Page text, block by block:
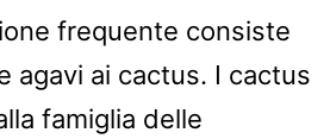
frequente consiste
agavi ai cactus. I cactus
famiglia delle